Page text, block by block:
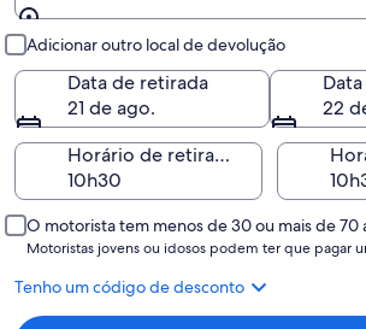
Adicionar outro local de devolução
Data de retirada
21 de ago.
22
Horário de retirada
O motorista tem menos de 30 ou mais de 70
Motoristas jovens ou idosos podem ter que pagar
Tenho um código de desconto